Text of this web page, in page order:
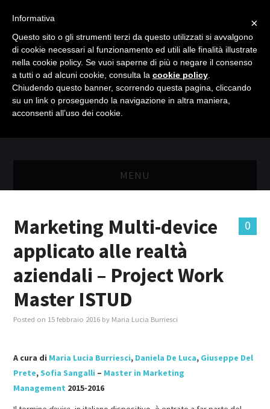
MENU
MASTER MARKETING & RETAIL
SCIENZIATI IN AZIENDA
MASTER IN FOOD & BEVERAGE
TUTTI
0
Marketing Multi-device
applicato alle realtà
aziendali – Project Work
Master ISTUD
Posted on 15 febbraio 2016 by Maria Lucia Burriesci
A cura di Maria Lucia Burriesci, Daniela De Luca, Giuseppe Del
Prete,Sofia Sangalli – Master in Marketing
Management 2015-2016
×
Informativa
Questo sito o gli strumenti terzi da questo utilizzati si avvalgono
di cookie necessari al funzionamento ed utili alle finalità illustrate
nella cookie policy. Se vuoi saperne di più o negare il consenso
a tutti o ad alcuni cookie, consulta la cookie policy
Chiudendo questo banner, scorrendo questa pagina, cliccando
su un link o proseguendo la navigazione in altra maniera,
acconsenti all’uso dei cookie.